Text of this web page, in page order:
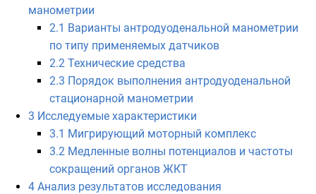
манометрии
2.1 Варианты антродуоденальной манометрии
по типу применяемых датчиков
2.2 Технические средства
2.3 Порядок выполнения антродуоденальной
стационарной манометрии
3 Исследуемые характеристики
3.1 Мигрирующий моторный комплекс
3.2 Медленные волны потенциалов и частоты
сокращений органов ЖКТ
4 Анализ результатов исследования